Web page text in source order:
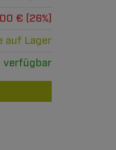
€ (26%)
auf Lager
verfügbar